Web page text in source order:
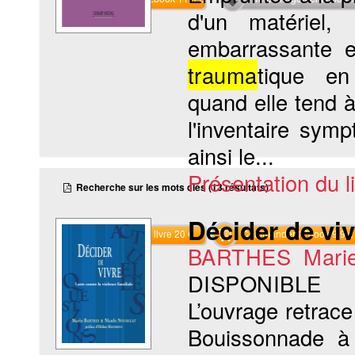
d'un
embarrassante
traumatique en
quand elle tend
l'inventaire
ainsi le...
Présentation du
Commander le livre 20 € Commander l'Ebook 9.9 €
Recherche sur les mots clés (13 résultats)
Décider de
BARTHES
DISPONIBLE
L’ouvrage
Bouissonnade